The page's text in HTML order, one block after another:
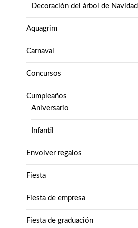
Decoración del árbol de Navidad
Aquagrim
Carnaval
Concursos
Cumpleaños
Aniversario
Infantil
Envolver regalos
Fiesta
Fiesta de empresa
Fiesta de graduación